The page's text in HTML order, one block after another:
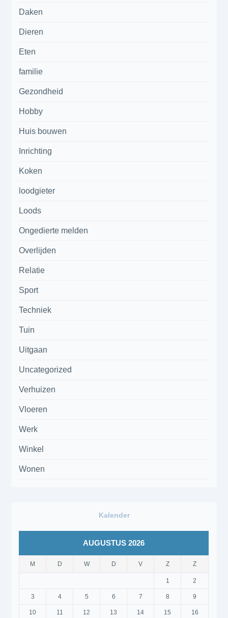
Daken
Dieren
Eten
familie
Gezondheid
Hobby
Huis bouwen
Inrichting
Koken
loodgieter
Loods
Ongedierte melden
Overlijden
Relatie
Sport
Techniek
Tuin
Uitgaan
Uncategorized
Verhuizen
Vloeren
Werk
Winkel
Wonen
Kalender
AUGUSTUS 2026
M D W D V Z Z
1 2
3 4 5 6 7 8 9
10 11 12 13 14 15 16